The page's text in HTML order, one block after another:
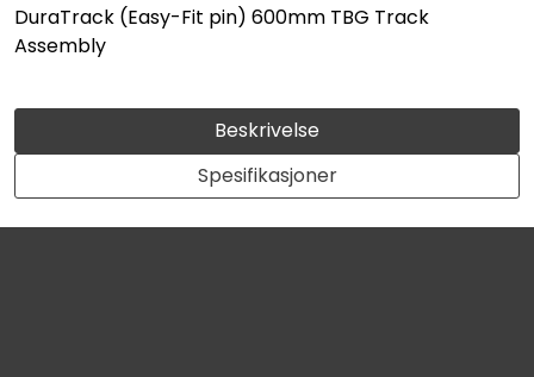
DuraTrack (Easy-Fit pin) 600mm TBG Track
Assembly
Beskrivelse
Spesifikasjoner